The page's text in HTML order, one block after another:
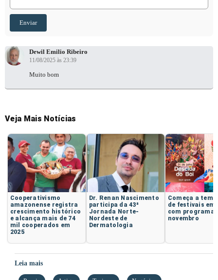
Enviar
Dewil Emilio Ribeiro
11/08/2025 às 23:39
Muito bom
Veja Mais Notícias
Cooperativismo
amazonense registra
crescimento histórico
e alcança mais de 74
mil cooperados em
2025
Dr. Renan Nascimento
participa da 43ª
Jornada Norte-
Nordeste de
Dermatologia
Começa a
de festivais em
com
novembro
Leia mais